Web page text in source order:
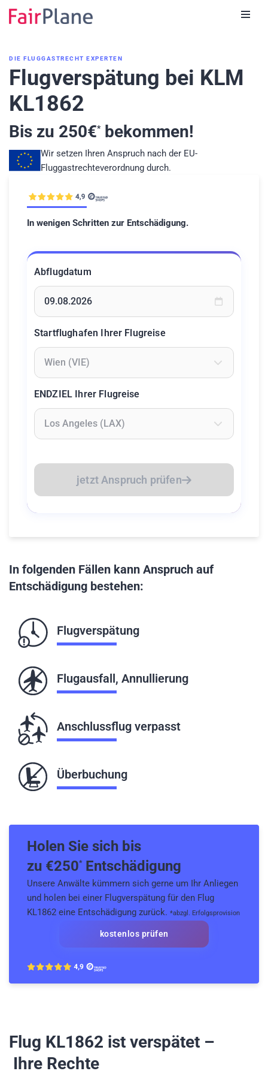
DIE FLUGGASTRECHT EXPERTEN
Flugverspätung bei KLM
KL1862
Bis zu 250€*bekommen!
Wir setzen Ihren Anspruch nach der EU-
Fluggastrechteverordnung durch.
In wenigen Schritten zur Entschädigung.
Abflugdatum
Startflughafen Ihrer Flugreise
ENDZIEL Ihrer Flugreise
jetzt Anspruch prüfen
In folgenden Fällen kann Anspruch auf
Entschädigung bestehen:
Flugverspätung
Flugausfall, Annullierung
Anschlussflug verpasst
Überbuchung
Holen Sie sich bis
zu €250*Entschädigung
Unsere Anwälte kümmern sich gerne um Ihr Anliegen
und holen bei einer Flugverspätung für den Flug
KL1862 eine Entschädigung zurück. *abzgl. Erfolgsprovision
kostenlos prüfen
Flug KL1862 ist verspätet –
Ihre Rechte